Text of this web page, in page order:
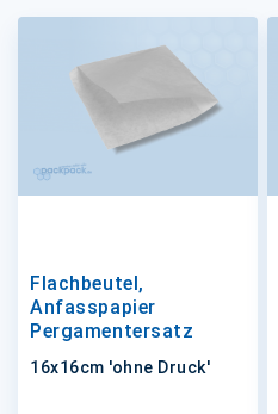
Flachbeutel,
Anfasspapier
Pergamentersatz
16x16cm 'ohne Druck'